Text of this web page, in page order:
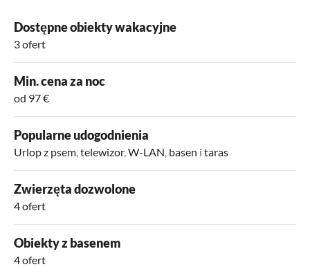
Dostępne obiekty wakacyjne
3 ofert
Min. cena za noc
od 97 €
Popularne udogodnienia
Urlop z psem telewizor, W-LAN basen i taras
Zwierzęta dozwolone
4 ofert
Obiekty z basenem
4 ofert